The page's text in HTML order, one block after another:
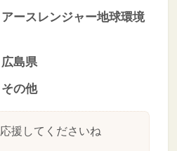
アースレンジャー地球環境
広島県
その他
応援してくださいね